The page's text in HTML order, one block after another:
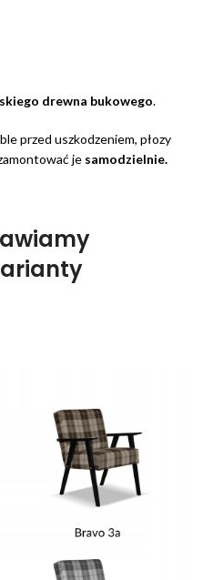
drewna bukowego.
przed uszkodzeniem, płozy
je samodzielnie.